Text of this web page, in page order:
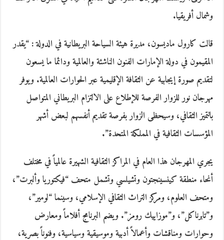
وشمال أفريقيا.
قالت كارول ماديسون، مديرة هيئة السياحة البريطانية في الدولة : “يقدر
المقيمون في دولة الإمارات الفنون الناشئة والعالمية ودائما ما يسعون
لتقديم صورة إيجابية عن الثقافة الإقليمية عبر الحوارات العالمية. ويوفر
مهرجان نور للزوار الفرصة للإطلاع على الالتزام البريطاني المتواصل
بالتميز الثقافي، وسيحظى الزوار بفرصة تقديم أنفسهم لبعض أشهر
المؤسسات الثقافية في المملكة المتحدة”.
يجري المهرجان هذا العام في المراكز الثقافية الشهيرة عالمياً في مختلف
أنحاء منطقة كينسينجتون وتشيلسي وتشمل متحف “فيكتوريا وألبرت”،
ومتحف العلوم، ومركز التراث الثقافي الإسلامي، وسينما “لومير”،
و”تابرناكل”، و”موزاييك رومز”. ويضم البرنامج أفلاماً ومعارض
وحوارات ومناقشات وأعمالاً أدبية وموسيقية وسياسية، وفنوناً بصرية،